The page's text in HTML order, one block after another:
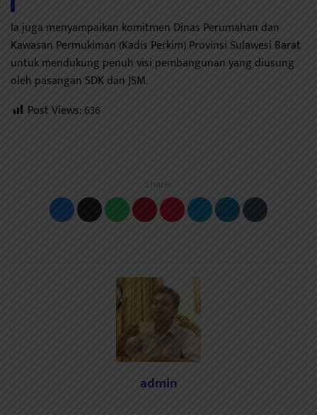
Ia juga menyampaikan komitmen Dinas Perumahan dan
Kawasan Permukiman (Kadis Perkim) Provinsi Sulawesi Barat
untuk mendukung penuh visi pembangunan yang diusung
oleh pasangan SDK dan JSM.
Post Views:636
Share:
admin